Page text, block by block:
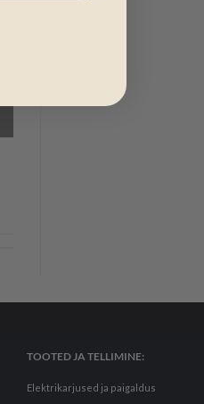
TOOTED JA TELLIMINE:
Elektrikarjused ja paigaldus